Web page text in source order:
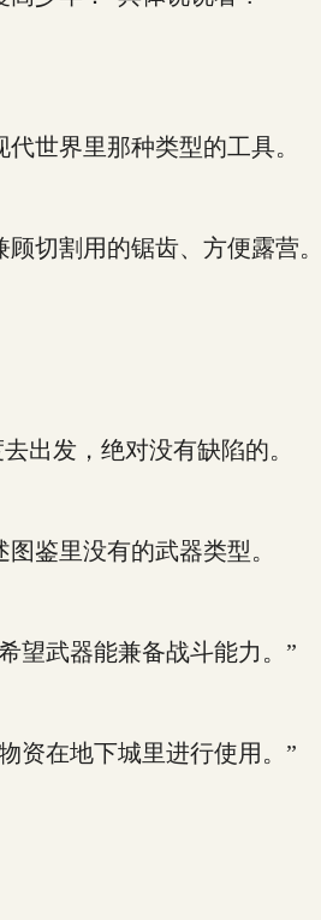
世界里那种类型的工具。
切割用的锯齿、方便露营。
发，绝对没有缺陷的。
鉴里没有的武器类型。
武器能兼备战斗能力。”
在地下城里进行使用。”